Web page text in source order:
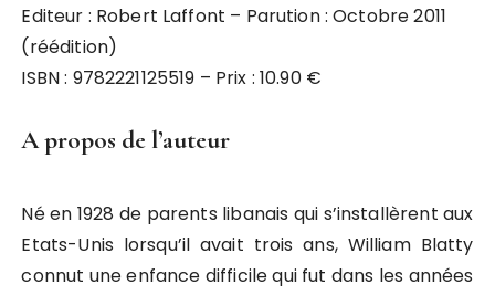
Editeur : Robert Laffont – Parution : Octobre 2011
(réédition)
ISBN : 9782221125519 – Prix : 10.90 €
A propos de l’auteur
Né en 1928 de parents libanais qui s’installèrent aux
Etats-Unis lorsqu’il avait trois ans, William Blatty
connut une enfance difficile qui fut dans les années